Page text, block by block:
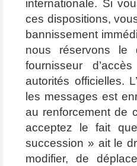
internationale. Si
ces dispositions,
bannissement
nous réservons le
fournisseur
autorités officielles.
les messages est
au renforcement de
acceptez le fait
succession » ait le
modifier, de